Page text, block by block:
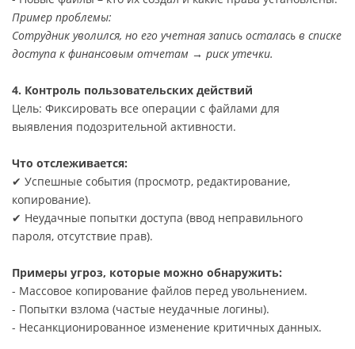
Пример проблемы:
Сотрудник уволился, но его учетная запись осталась в списке
доступа к финансовым отчетам → риск утечки.
4. Контроль пользовательских действий
Цель: Фиксировать все операции с файлами для
выявления подозрительной активности.
Что отслеживается:
✔ Успешные события (просмотр, редактирование,
копирование).
✔ Неудачные попытки доступа (ввод неправильного
пароля, отсутствие прав).
Примеры угроз, которые можно обнаружить:
- Массовое копирование файлов перед увольнением.
- Попытки взлома (частые неудачные логины).
- Несанкционированное изменение критичных данных.